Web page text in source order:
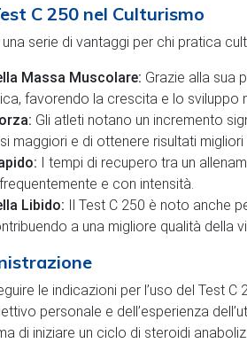
C 250 nel Culturismo
serie di vantaggi per chi pratica
Massa Muscolare: Grazie alla sua
favorendo la crescita e lo sviluppo
Gli atleti notano un incremento
maggiori e di ottenere risultati migliori
I tempi di recupero tra un
e con intensità.
Libido: Il Test C 250 è noto anche
a una migliore qualità della
le indicazioni per l’uso del Test
personale e dell’esperienza
di iniziare un ciclo di steroidi